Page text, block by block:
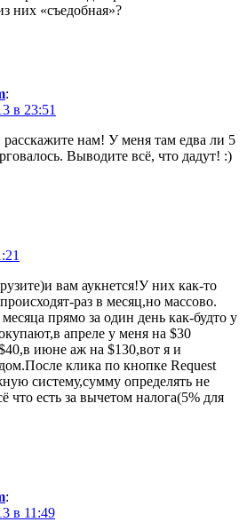
них «съедобная»?
:
в 23:51
нам! У меня там едва ли 5
Выводите всё, что дадут! :)
вам аукнется!У них как-то
раз в месяц,но массово.
прямо за один день как-будто у
апреле у меня на $30
июне аж на $130,вот я и
клика по кнопке Request
систему,сумму определять не
что есть за вычетом налога(5% для
:
в 11:49